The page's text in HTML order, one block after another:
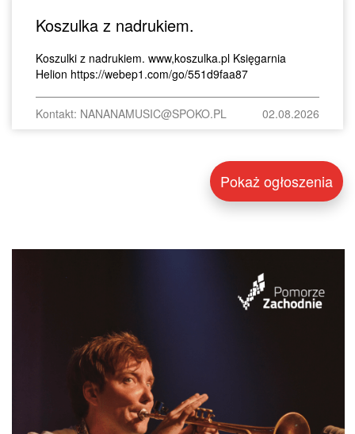
Koszulka z nadrukiem.
Koszulki z nadrukiem. www,koszulka.pl Księgarnia
Helion https://webep1.com/go/551d9faa87
Kontakt: NANANAMUSIC@SPOKO.PL 02.08.2026
Pokaż ogłoszenia